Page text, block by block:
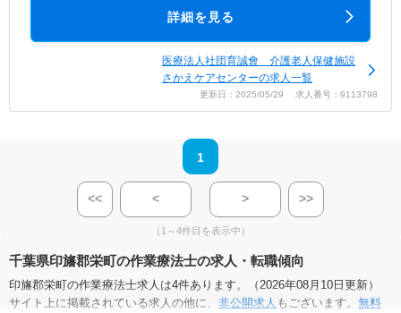
詳細を見る
医療法人社団育誠會 介護老人保健施設
さかえケアセンターの求人一覧
更新日：2025/05/29 求人番号：9113798
1
<< < > >>
（1～4件目を表示中）
千葉県印旛郡栄町の作業療法士の求人・転職傾向
印旛郡栄町の作業療法士求人は4件あります。（2026年08月10日更新）
サイト上に掲載されている求人の他に、 非公開求人 もございます。 無料